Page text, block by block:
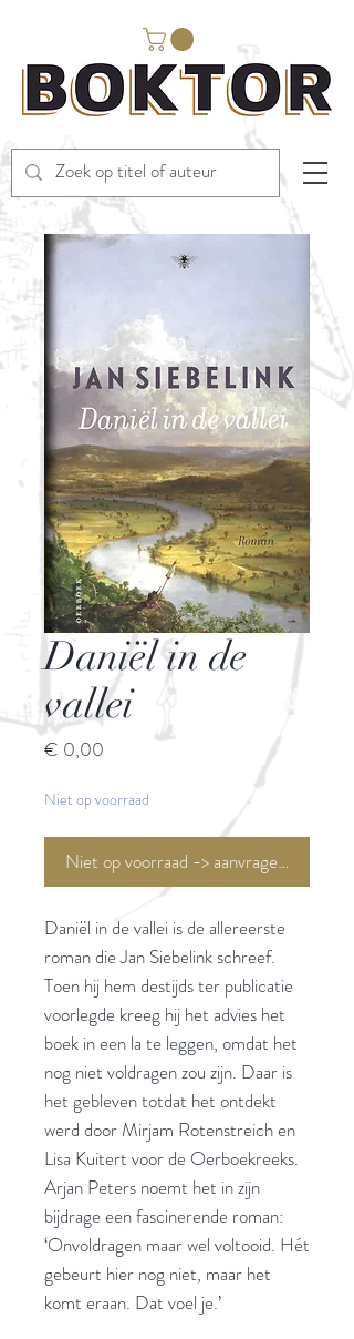
Daniël in de
vallei
€ 0,00
Niet op voorraad
Niet op voorraad -> aanvragen <-
Daniël in de vallei is de allereerste
roman die Jan Siebelink schreef.
Toen hij hem destijds ter publicatie
voorlegde kreeg hij het advies het
boek in een la te leggen, omdat het
nog niet voldragen zou zijn. Daar is
het gebleven totdat het ontdekt
werd door Mirjam Rotenstreich en
Lisa Kuitert voor de Oerboekreeks.
Arjan Peters noemt het in zijn
bijdrage een fascinerende roman:
‘Onvoldragen maar wel voltooid. Hét
gebeurt hier nog niet, maar het
komt eraan. Dat voel je.’